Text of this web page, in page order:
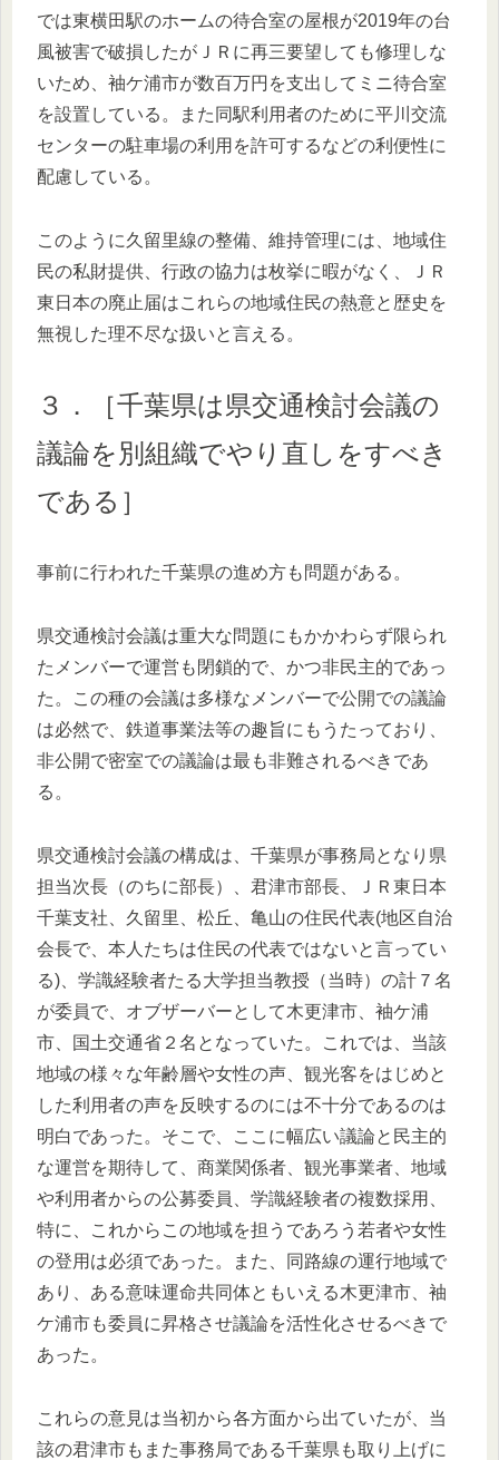
では東横田駅のホームの待合室の屋根が2019年の台
風被害で破損したがＪＲに再三要望しても修理しな
いため、袖ケ浦市が数百万円を支出してミニ待合室
を設置している。また同駅利用者のために平川交流
センターの駐車場の利用を許可するなどの利便性に
配慮している。
このように久留里線の整備、維持管理には、地域住
民の私財提供、行政の協力は枚挙に暇がなく、ＪＲ
東日本の廃止届はこれらの地域住民の熱意と歴史を
無視した理不尽な扱いと言える。
３．［千葉県は県交通検討会議の
議論を別組織でやり直しをすべき
である］
事前に行われた千葉県の進め方も問題がある。
県交通検討会議は重大な問題にもかかわらず限られ
たメンバーで運営も閉鎖的で、かつ非民主的であっ
た。この種の会議は多様なメンバーで公開での議論
は必然で、鉄道事業法等の趣旨にもうたっており、
非公開で密室での議論は最も非難されるべきであ
る。
県交通検討会議の構成は、千葉県が事務局となり県
担当次長（のちに部長）、君津市部長、ＪＲ東日本
千葉支社、久留里、松丘、亀山の住民代表(地区自治
会長で、本人たちは住民の代表ではないと言ってい
る)、学識経験者たる大学担当教授（当時）の計７名
が委員で、オブザーバーとして木更津市、袖ケ浦
市、国土交通省２名となっていた。これでは、当該
地域の様々な年齢層や女性の声、観光客をはじめと
した利用者の声を反映するのには不十分であるのは
明白であった。そこで、ここに幅広い議論と民主的
な運営を期待して、商業関係者、観光事業者、地域
や利用者からの公募委員、学識経験者の複数採用、
特に、これからこの地域を担うであろう若者や女性
の登用は必須であった。また、同路線の運行地域で
あり、ある意味運命共同体ともいえる木更津市、袖
ケ浦市も委員に昇格させ議論を活性化させるべきで
あった。
これらの意見は当初から各方面から出ていたが、当
該の君津市もまた事務局である千葉県も取り上げに